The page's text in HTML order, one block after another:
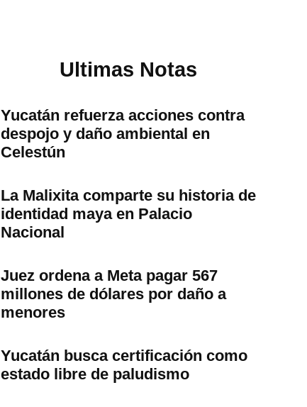
Ultimas Notas
Yucatán refuerza acciones contra
despojo y daño ambiental en
Celestún
La Malixita comparte su historia de
identidad maya en Palacio
Nacional
Juez ordena a Meta pagar 567
millones de dólares por daño a
menores
Yucatán busca certificación como
estado libre de paludismo